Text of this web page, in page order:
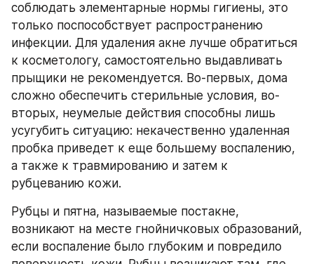
соблюдать элементарные нормы гигиены, это
только поспособствует распространению
инфекции. Для удаления акне лучше обратиться
к косметологу, самостоятельно выдавливать
прыщики не рекомендуется. Во-первых, дома
сложно обеспечить стерильные условия, во-
вторых, неумелые действия способны лишь
усугубить ситуацию: некачественно удаленная
пробка приведет к еще большему воспалению,
а также к травмированию и затем к
рубцеванию кожи.
Рубцы и пятна, называемые постакне,
возникают на месте гнойничковых образований,
если воспаление было глубоким и повредило